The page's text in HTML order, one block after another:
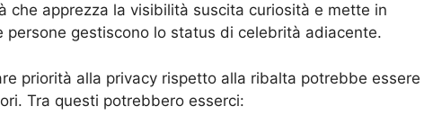
che apprezza la visibilità suscita curiosità e mette in
persone gestiscono lo status di celebrità adiacente.
priorità alla privacy rispetto alla ribalta potrebbe essere
Tra questi potrebbero esserci: